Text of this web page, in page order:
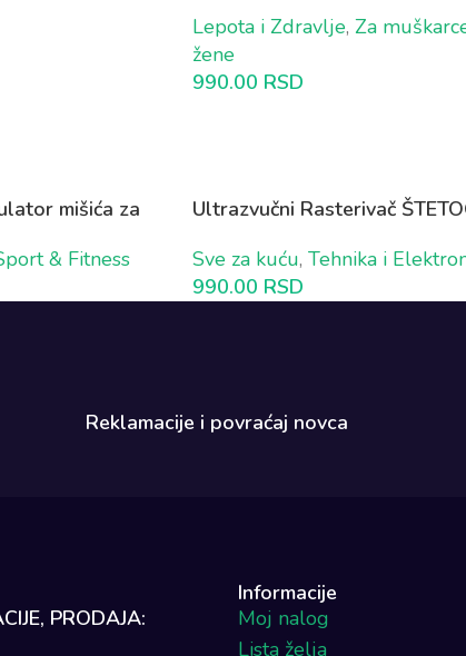
Lepota i Zdravlje, Za
žene
990.00 RSD
mišića za
& Fitness
Ultrazvučni Rasterivač
Sve za kuću, Tehnika i
990.00 RSD
Reklamacije i povraćaj novca​
PRODAJA:
Informacije
Moj nalog
Lista želja